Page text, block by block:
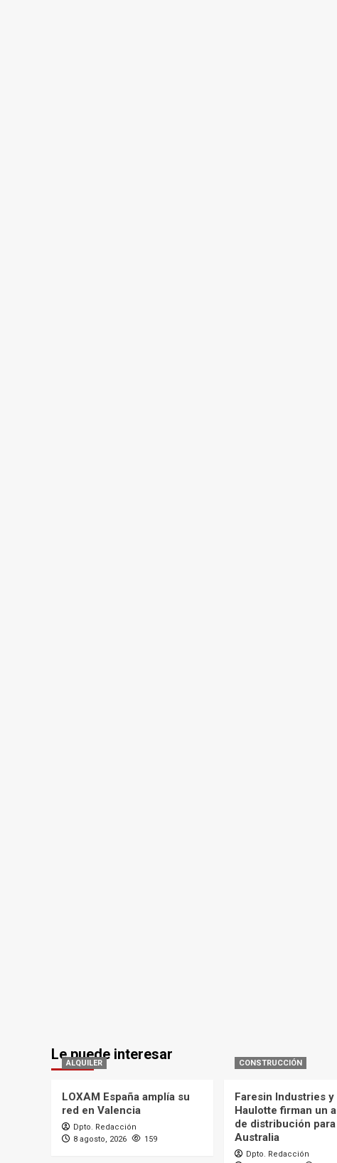
Le puede interesar
ALQUILER
LOXAM España amplía su
red en Valencia
Dpto. Redacción
8 agosto, 2026
159
CONSTRUCCIÓN
Faresin Industries y
Haulotte firman un
de distribución para
Australia
Dpto. Redacción